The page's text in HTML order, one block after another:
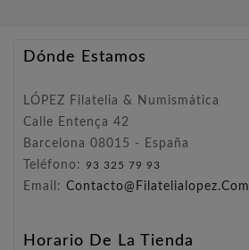
Dónde Estamos
LÓPEZ Filatelia & Numismática
Calle Entença 42
Barcelona 08015 - España
Teléfono: 93 325 79 93
Email: Contacto@filatelialopez.com
Horario De La Tienda